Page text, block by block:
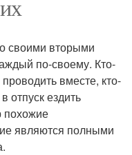
своими вторыми
по-своему. Кто-
вместе, кто-
отпуск ездить
похожие
являются полными